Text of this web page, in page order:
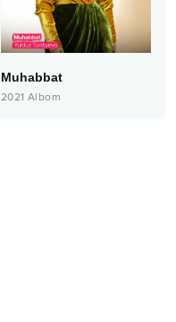
Muhabbat
2021 Albom